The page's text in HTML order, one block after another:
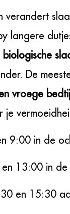
verandert
langere
biologische
De
vroege
je
9:00 in de
en 13:00 in
en 15:30